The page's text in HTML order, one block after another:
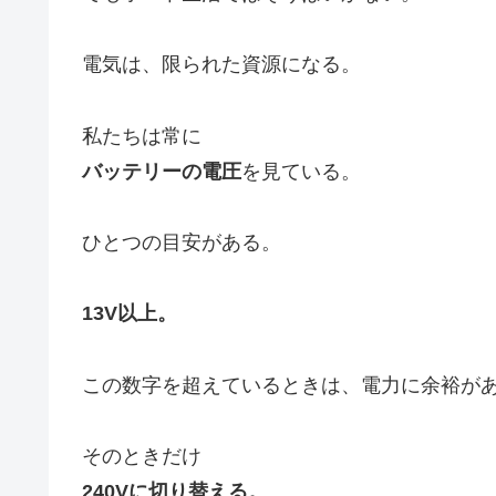
電気は、限られた資源になる。
私たちは常に
バッテリーの電圧を見ている。
ひとつの目安がある。
13V以上。
この数字を超えているときは、電力に余裕が
そのときだけ